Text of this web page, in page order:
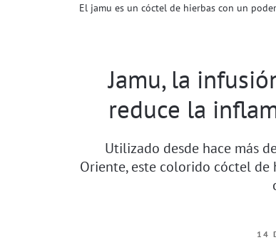
El jamu es un cóctel de hierbas con un
Jamu, la
reduce la
Utilizado desde hace más
Oriente, este colorido cóctel
14